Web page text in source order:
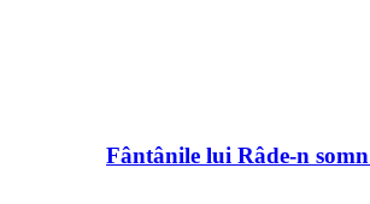
Fântânile lui Râde-n